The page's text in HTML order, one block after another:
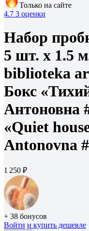
Только на сайте
4.7 3 оценки
Набор
5 шт. х 1.5
biblioteka
Бокс
Антоновна
«Quiet
Antonovna
1 250 ₽
+ 38 бонусов
Войти и купить дешевле